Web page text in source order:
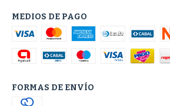
MEDIOS DE PAGO
FORMAS DE ENVÍO